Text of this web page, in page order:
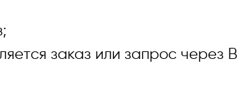
заказ или запрос через